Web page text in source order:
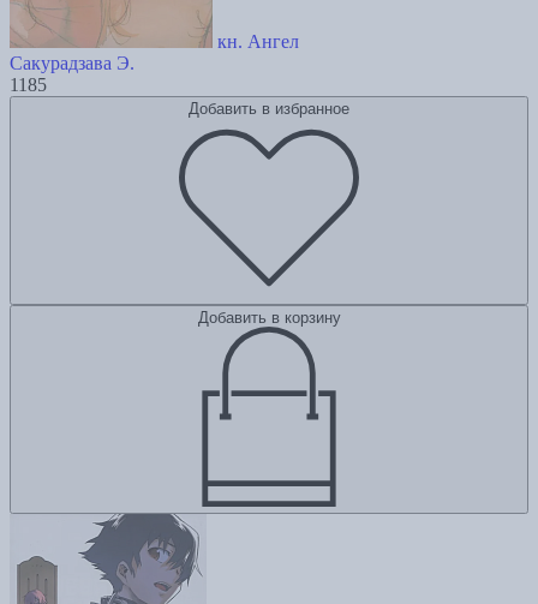
кн. Ангел
Сакурадзава Э.
1185
Добавить в избранное
Добавить в корзину